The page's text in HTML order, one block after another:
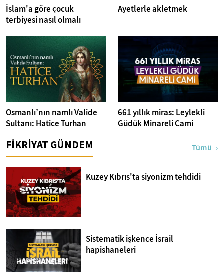
İslam'a göre çocuk
terbiyesi nasıl olmalı
Ayetlerle akletmek
Osmanlı’nın namlı Valide
Sultanı: Hatice Turhan
661 yıllık miras: Leylekli
Güdük Minareli Cami
FİKRİYAT GÜNDEM Tümü
Kuzey Kıbrıs'ta siyonizm tehdidi
Sistematik işkence İsrail
hapishaneleri